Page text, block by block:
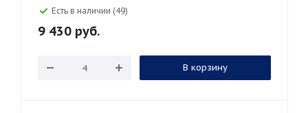
Есть в наличии (49)
9 430 руб.
В корзину